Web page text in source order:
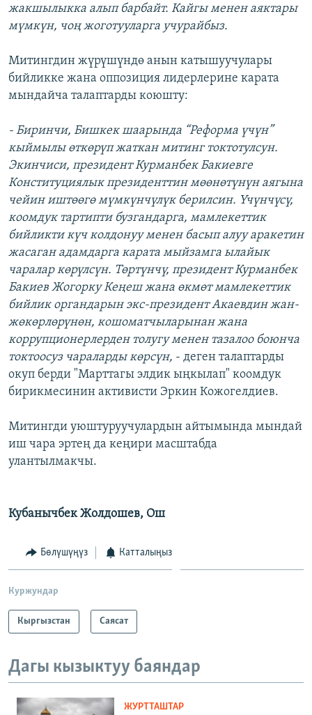
жакшылыкка алып барбайт. Кайгы менен аяктары
мүмкүн, чоң жоготууларга учурайбыз.
Митингдин жүрүшүндө анын катышуучулары
бийликке жана оппозиция лидерлерине карата
мындайча талаптарды коюшту:
- Биринчи, Бишкек шаарында “Реформа үчүн”
кыймылы өткөрүп жаткан митинг токтотулсун.
Экинчиси, президент Курманбек Бакиевге
Конституциялык президенттин мөөнөтүнүн аягына
чейин иштөөгө мүмкүнчүлүк берилсин. Үчүнчүсү,
коомдук тартипти бузгандарга, мамлекеттик
бийликти күч колдонуу менен басып алуу аракетин
жасаган адамдарга карата мыйзамга ылайык
чаралар көрүлсүн. Төртүнчү, президент Курманбек
Бакиев Жогорку Кеңеш жана өкмөт мамлекеттик
бийлик органдарын экс-президент Акаевдин жан-
жөкөрлөрүнөн, кошоматчыларынан жана
коррупционерлерден толугу менен тазалоо боюнча
токтоосуз чараларды көрсүн, - деген талаптарды
окуп берди "Марттагы элдик ыңкылап" коомдук
бирикмесинин активисти Эркин Кожогелдиев.
Митингди уюштуруучулардын айтымында мындай
иш чара эртең да кеңири масштабда
улантылмакчы.
Кубанычбек Жолдошев, Ош
Бөлүшүңүз Катталыңыз
Куржундар
Кыргызстан Саясат
Дагы кызыктуу баяндар
ЖУРТТАШТАР